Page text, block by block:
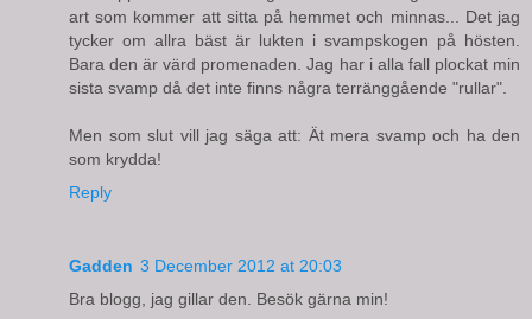
art som kommer att sitta på hemmet och minnas... Det jag
tycker om allra bäst är lukten i svampskogen på hösten.
Bara den är värd promenaden. Jag har i alla fall plockat min
sista svamp då det inte finns några terränggående "rullar".
Men som slut vill jag säga att: Ät mera svamp och ha den
som krydda!
Reply
Gadden 3 December 2012 at 20:03
Bra blogg, jag gillar den. Besök gärna min!